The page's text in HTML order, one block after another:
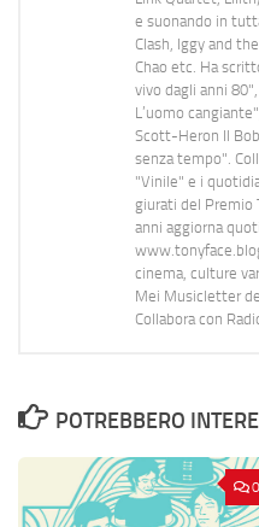
e suonando in
Clash, Iggy and
Chao etc. Ha
vivo dagli anni
L’uomo
Scott-Heron Il
senza tempo".
"Vinile" e i
giurati del Premio
anni aggiorna
cinema, culture
Mei Musicletter
Collabora con
POTREBBERO
0